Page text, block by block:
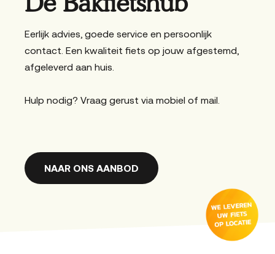
Eerlijk advies, goede service en persoonlijk
contact. Een kwaliteit fiets op jouw afgestemd,
afgeleverd aan huis.
Hulp nodig? Vraag gerust via mobiel of mail.
NAAR ONS AANBOD